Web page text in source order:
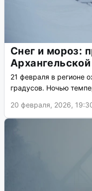
Снег и мороз:
21 февраля в регионе
градусов. Ночью
20 февраля, 2026,